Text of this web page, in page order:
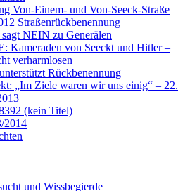
Von-Einem- und Von-Seeck-Straße
Straßenrückbenennung
NEIN zu Generälen
Kameraden von Seeckt und Hitler –
verharmlosen
Rückbenennung
„Im Ziele waren wir uns einig“ – 22.
(kein Titel)
2014
und Wissbegierde